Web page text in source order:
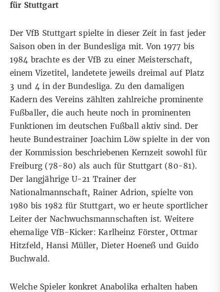
für Stuttgart
Der VfB Stuttgart spielte in dieser Zeit in fast jeder
Saison oben in der Bundesliga mit. Von 1977 bis
1984 brachte es der VfB zu einer Meisterschaft,
einem Vizetitel, landetete jeweils dreimal auf Platz
3 und 4 in der Bundesliga. Zu den damaligen
Kadern des Vereins zählten zahlreiche prominente
Fußballer, die auch heute noch in prominenten
Funktionen im deutschen Fußball aktiv sind. Der
heute Bundestrainer Joachim Löw spielte in der von
der Kommission beschriebenen Kernzeit sowohl für
Freiburg (78-80) als auch für Stuttgart (80-81).
Der langjährige U-21 Trainer der
Nationalmannschaft, Rainer Adrion, spielte von
1980 bis 1982 für Stuttgart, wo er heute sportlicher
Leiter der Nachwuchsmannschaften ist. Weitere
ehemalige VfB-Kicker: Karlheinz Förster, Ottmar
Hitzfeld, Hansi Müller, Dieter Hoeneß und Guido
Buchwald.
Welche Spieler konkret Anabolika erhalten haben